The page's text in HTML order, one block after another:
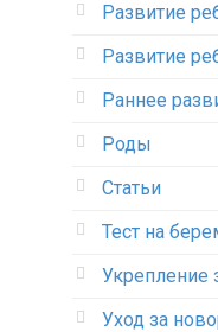
Развитие
Развитие
Раннее
Роды
Статьи
Тест на
Укрепление
Уход за